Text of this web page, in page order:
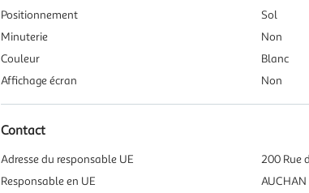
Positionnement
Sol
Minuterie
Non
Couleur
Blanc
Affichage écran
Non
Contact
Adresse du responsable UE
200 Rue
Responsable en UE